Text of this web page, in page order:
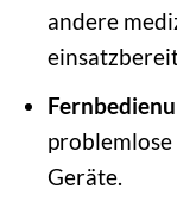
andere
Geräte.